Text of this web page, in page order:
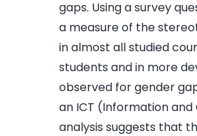
gaps. Using a survey
a measure of the
in almost all studied
students and in more
observed for gender
an ICT (Information
analysis suggests that